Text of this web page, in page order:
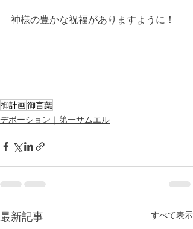
神様の豊かな祝福がありますように！
御計画御言葉
デボーション｜第一サムエル
最新記事 すべて表示